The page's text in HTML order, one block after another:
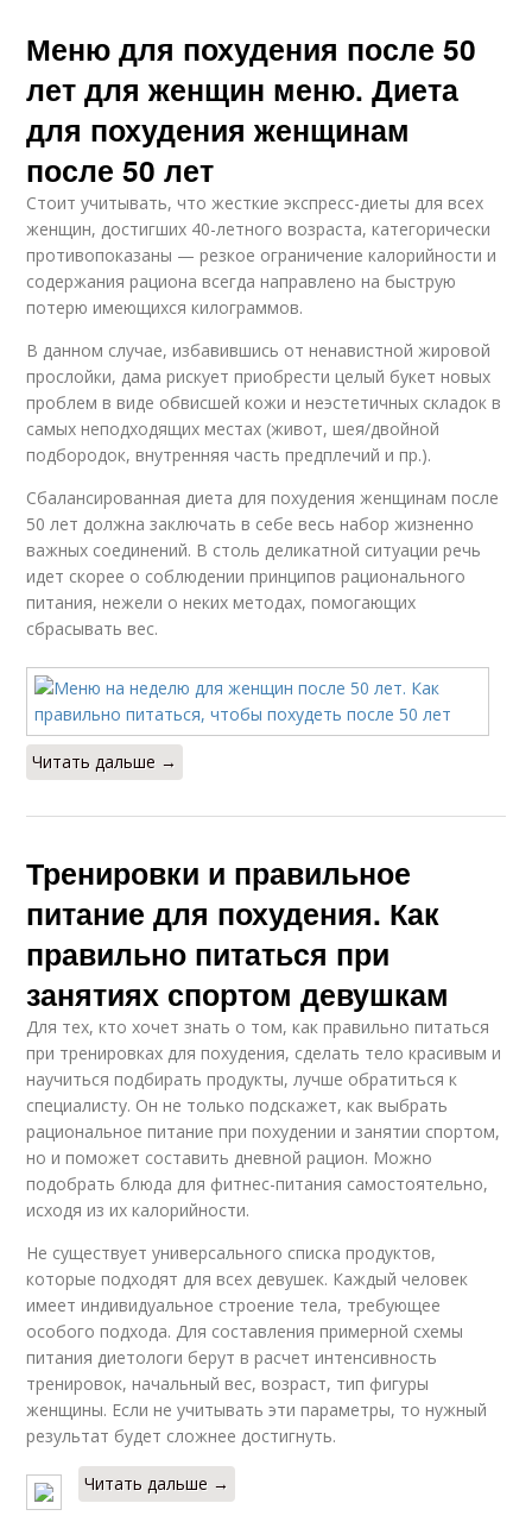
Меню для похудения после 50
лет для женщин меню. Диета
для похудения женщинам
после 50 лет
Стоит учитывать, что жесткие экспресс-диеты для всех
женщин, достигших 40-летного возраста, категорически
противопоказаны — резкое ограничение калорийности и
содержания рациона всегда направлено на быструю
потерю имеющихся килограммов.
В данном случае, избавившись от ненавистной жировой
прослойки, дама рискует приобрести целый букет новых
проблем в виде обвисшей кожи и неэстетичных складок в
самых неподходящих местах (живот, шея/двойной
подбородок, внутренняя часть предплечий и пр.).
Сбалансированная диета для похудения женщинам после
50 лет должна заключать в себе весь набор жизненно
важных соединений. В столь деликатной ситуации речь
идет скорее о соблюдении принципов рационального
питания, нежели о неких методах, помогающих
сбрасывать вес.
Читать дальше →
Тренировки и правильное
питание для похудения. Как
правильно питаться при
занятиях спортом девушкам
Для тех, кто хочет знать о том, как правильно питаться
при тренировках для похудения, сделать тело красивым и
научиться подбирать продукты, лучше обратиться к
специалисту. Он не только подскажет, как выбрать
рациональное питание при похудении и занятии спортом,
но и поможет составить дневной рацион. Можно
подобрать блюда для фитнес-питания самостоятельно,
исходя из их калорийности.
Не существует универсального списка продуктов,
которые подходят для всех девушек. Каждый человек
имеет индивидуальное строение тела, требующее
особого подхода. Для составления примерной схемы
питания диетологи берут в расчет интенсивность
тренировок, начальный вес, возраст, тип фигуры
женщины. Если не учитывать эти параметры, то нужный
результат будет сложнее достигнуть.
Читать дальше →